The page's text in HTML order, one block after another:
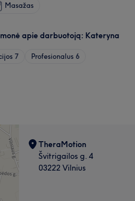
Masažas
apie darbuotoją: Kateryna
7 Profesionalus 6
TheraMotion
Švitrigailos g. 4
03222 Vilnius